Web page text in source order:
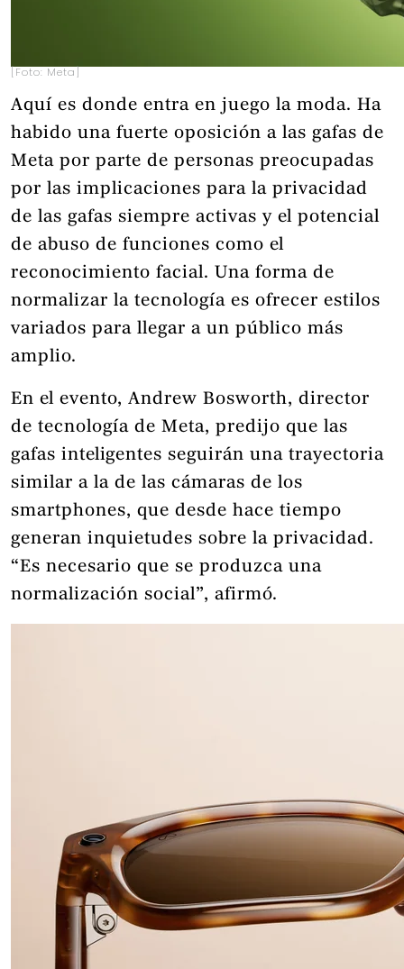
[Foto: Meta]
Aquí es donde entra en juego la moda. Ha
habido una fuerte oposición a las gafas de
Meta por parte de personas preocupadas
por las implicaciones para la privacidad
de las gafas siempre activas y el potencial
de abuso de funciones como el
reconocimiento facial. Una forma de
normalizar la tecnología es ofrecer estilos
variados para llegar a un público más
amplio.
En el evento, Andrew Bosworth, director
de tecnología de Meta, predijo que las
gafas inteligentes seguirán una trayectoria
similar a la de las cámaras de los
smartphones, que desde hace tiempo
generan inquietudes sobre la privacidad.
“Es necesario que se produzca una
normalización social”, afirmó.